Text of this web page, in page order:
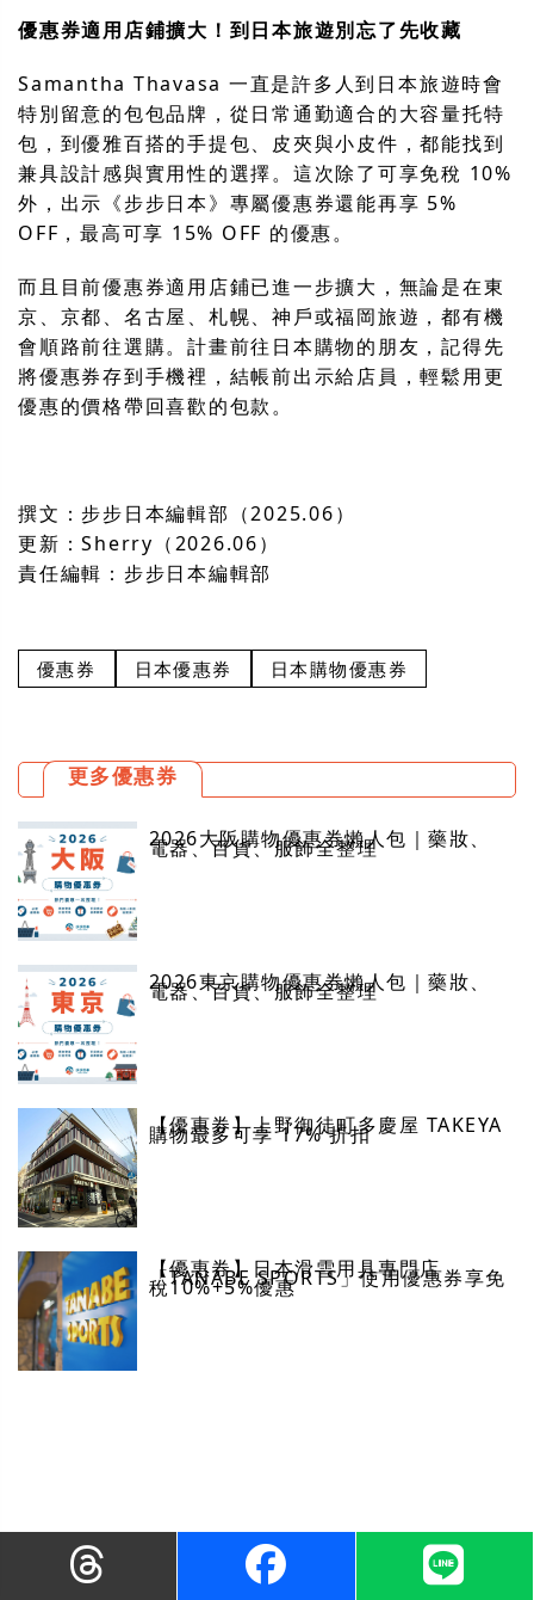
優惠券適用店鋪擴大！到日本旅遊別忘了先收藏
Samantha Thavasa 一直是許多人到日本旅遊時會
特別留意的包包品牌，從日常通勤適合的大容量托特
包，到優雅百搭的手提包、皮夾與小皮件，都能找到
兼具設計感與實用性的選擇。這次除了可享免稅 10%
外，出示《步步日本》專屬優惠券還能再享 5%
OFF，最高可享 15% OFF 的優惠。
而且目前優惠券適用店鋪已進一步擴大，無論是在東
京、京都、名古屋、札幌、神戶或福岡旅遊，都有機
會順路前往選購。計畫前往日本購物的朋友，記得先
將優惠券存到手機裡，結帳前出示給店員，輕鬆用更
優惠的價格帶回喜歡的包款。
撰文：步步日本編輯部（2025.06）
更新：Sherry（2026.06）
責任編輯：步步日本編輯部
優惠券 日本優惠券 日本購物優惠券
更多優惠券
2026大阪購物優惠券懶人包｜藥妝、
電器、百貨、服飾全整理
2026東京購物優惠券懶人包｜藥妝、
電器、百貨、服飾全整理
【優惠券】上野御徒町多慶屋 TAKEYA
購物最多可享 17% 折扣
【優惠券】日本滑雪用具專門店
「TANABE SPORTS」使用優惠券享免
稅10%+5%優惠